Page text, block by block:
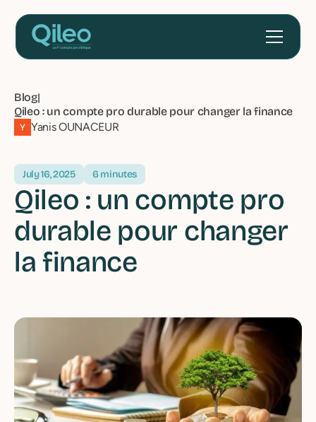
Blog|
Qileo : un compte pro durable pour changer la finance
Yanis OUNACEUR
July 16, 2025 6 minutes
Qileo : un compte pro
durable pour changer
la finance